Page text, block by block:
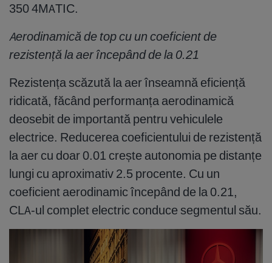
350 4MATIC.
Aerodinamică de top cu un coeficient de
rezistență la aer începând de la 0.21
Rezistența scăzută la aer înseamnă eficiență
ridicată, făcând performanța aerodinamică
deosebit de importantă pentru vehiculele
electrice. Reducerea coeficientului de rezistență
la aer cu doar 0.01 crește autonomia pe distanțe
lungi cu aproximativ 2.5 procente. Cu un
coeficient aerodinamic începând de la 0.21,
CLA-ul complet electric conduce segmentul său.